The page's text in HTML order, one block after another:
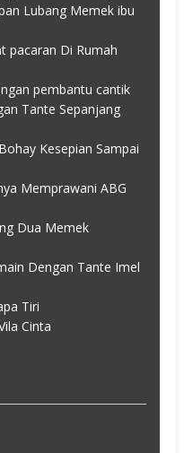
Lubang Memek ibu
pacaran Di Rumah
pembantu cantik
Tante Sepanjang
Kesepian Sampai
Memprawani ABG
Dua Memek
Dengan Tante Imel
Tiri
Cinta